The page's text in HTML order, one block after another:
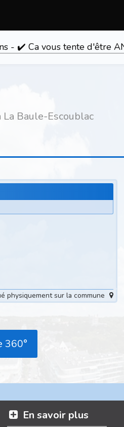
- ✔️ Ca vous tente d'être
La Baule-Escoublac
physiquement sur la commune
360°
En savoir plus